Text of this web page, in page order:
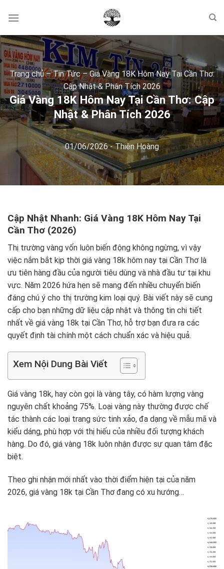
Trang chủ–Tin Tức–Giá Vàng 18K Hôm Nay Tại Cần Thơ:
Cập Nhật & Phân Tích 2026
Giá Vàng 18K Hôm Nay Tại Cần Thơ: Cập
Nhật & Phân Tích 2026
01/06/2026-Thiên Hoàng
Cập Nhật Nhanh: Giá Vàng 18K Hôm Nay Tại
Cần Thơ (2026)
Thị trường vàng vốn luôn biến động không ngừng, vì vậy
việc nắm bắt kịp thời giá vàng 18k hôm nay tại Cần Thơ là
ưu tiên hàng đầu của người tiêu dùng và nhà đầu tư tại khu
vực. Năm 2026 hứa hẹn sẽ mang đến nhiều chuyển biến
đáng chú ý cho thị trường kim loại quý. Bài viết này sẽ cung
cấp cho bạn những dữ liệu cập nhật và thông tin chi tiết
nhất về giá vàng 18k tại Cần Thơ, hỗ trợ bạn đưa ra các
quyết định tài chính một cách chuẩn xác và hiệu quả.
Xem Nội Dung Bài Viết
Giá vàng 18k, hay còn gọi là vàng tây, có hàm lượng vàng
nguyên chất khoảng 75%. Loại vàng này thường được chế
tác thành các loại trang sức tinh xảo, đa dạng về mẫu mã và
kiểu dáng, phù hợp với thị hiếu của nhiều đối tượng khách
hàng. Do đó, giá vàng 18k luôn nhận được sự quan tâm đặc
biệt.
Theo ghi nhận mới nhất vào thời điểm hiện tại của năm
2026, giá vàng 18k tại Cần Thơ đang có xu hướng…